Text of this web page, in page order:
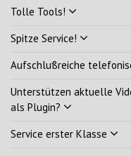
Tolle Tools!
Spitze Service!
Aufschlußreiche
Unterstützen aktuelle
als Plugin?
Service erster Klasse